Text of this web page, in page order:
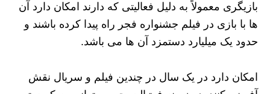
بازیگری معمولاً به دلیل فعالیتی که دارند امکان دارد آن
ها با بازی در فیلم جشنواره فجر راه پیدا کرده باشند و
حدود یک میلیارد دستمزد آن ها می باشد.
امکان دارد در یک سال در چندین فیلم و سریال نقش